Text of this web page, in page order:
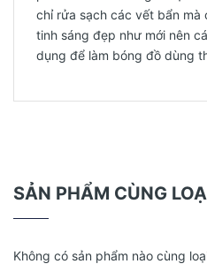
chỉ rửa sạch các vết bẩn
tinh sáng đẹp như mới nên
dụng để làm bóng đồ dùng
SẢN PHẨM CÙNG
Không có sản phẩm nào cùng